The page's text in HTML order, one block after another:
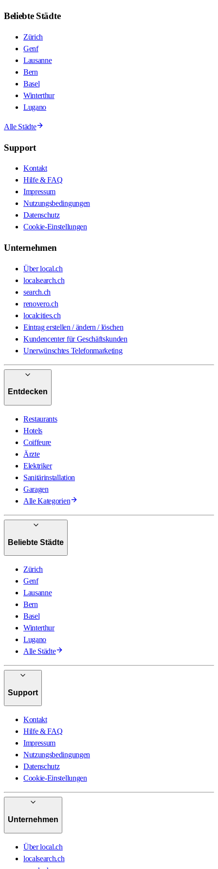
Beliebte Städte
Zürich
Genf
Lausanne
Bern
Basel
Winterthur
Lugano
Alle Städte
Support
Kontakt
Hilfe & FAQ
Impressum
Nutzungsbedingungen
Datenschutz
Cookie-Einstellungen
Unternehmen
Über local.ch
localsearch.ch
search.ch
renovero.ch
localcities.ch
Eintrag erstellen / ändern / löschen
Kundencenter für Geschäftskunden
Unerwünschtes Telefonmarketing
Entdecken
Restaurants
Hotels
Coiffeure
Ärzte
Elektriker
Sanitärinstallation
Garagen
Alle Kategorien
Beliebte Städte
Zürich
Genf
Lausanne
Bern
Basel
Winterthur
Lugano
Alle Städte
Support
Kontakt
Hilfe & FAQ
Impressum
Nutzungsbedingungen
Datenschutz
Cookie-Einstellungen
Unternehmen
Über local.ch
localsearch.ch